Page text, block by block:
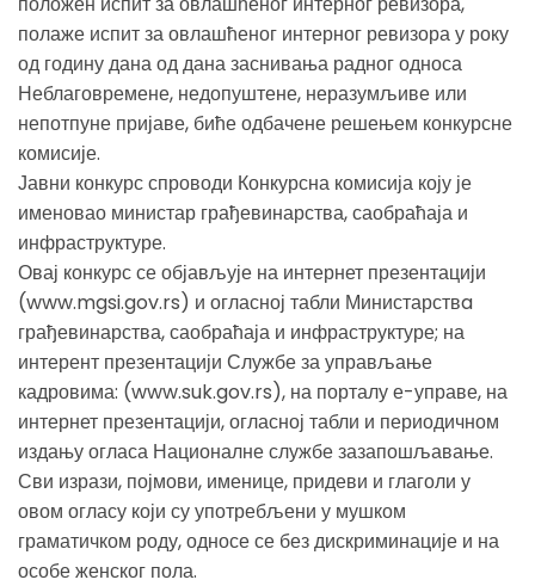
полаже испит за овлашћеног интерног ревизора у року
од годину дана од дана заснивања радног односа
Неблаговремене, недопуштене, неразумљиве или
непотпуне пријаве, биће одбачене решењем конкурсне
комисије.
Јавни конкурс спроводи Конкурсна комисија коју је
именовао министар грађевинарства, саобраћаја и
инфраструктуре.
Овај конкурс се објављује на интернет презентацији
(www.mgsi.gov.rs) и огласној табли Министарствa
грађевинарства, саобраћаја и инфраструктуре; на
интерент презентацији Службе за управљање
кадровима: (www.suk.gov.rs), на порталу е-управе, на
интернет презентацији, огласној табли и периодичном
издању огласа Националне службе зазапошљавање.
Сви изрази, појмови, именице, придеви и глаголи у
овом огласу који су употребљени у мушком
граматичком роду, односе се без дискриминације и на
особе женског пола.